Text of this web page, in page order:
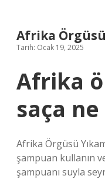
Afrika
Tarih: Ocak 19, 2025
Afrika
saça
Afrika Örgüsü
şampuan kullanın
şampuanı suyla